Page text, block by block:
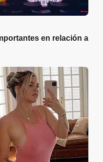
en relación a